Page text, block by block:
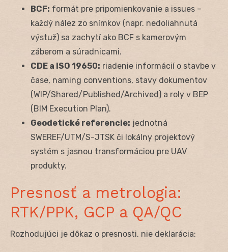
BCF: formát pre pripomienkovanie a issues –
každý nález zo snímkov (napr. nedoliahnutá
výstuž) sa zachytí ako BCF s kamerovým
záberom a súradnicami.
CDE a ISO 19650: riadenie informácií o stavbe v
čase, naming conventions, stavy dokumentov
(WIP/Shared/Published/Archived) a roly v BEP
(BIM Execution Plan).
Geodetické referencie: jednotná
SWEREF/UTM/S-JTSK či lokálny projektový
systém s jasnou transformáciou pre UAV
produkty.
Presnosť a metrologia:
RTK/PPK, GCP a QA/QC
Rozhodujúci je dôkaz o presnosti, nie deklarácia: